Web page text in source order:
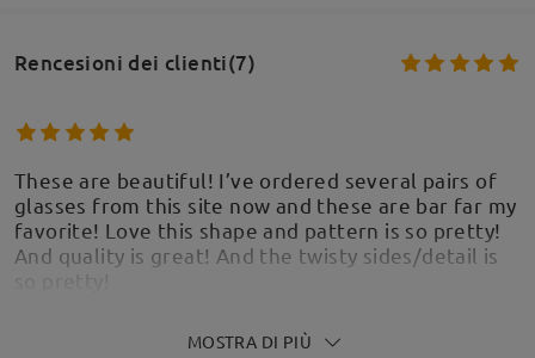
Rencesioni dei clienti(7)
These are beautiful! I’ve ordered several pairs of
glasses from this site now and these are bar far my
favorite! Love this shape and pattern is so pretty!
And quality is great! And the twisty sides/detail is
MOSTRA DI PIÙ